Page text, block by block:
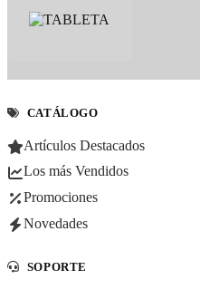
CATÁLOGO
Artículos Destacados
Los más Vendidos
Promociones
Novedades
SOPORTE